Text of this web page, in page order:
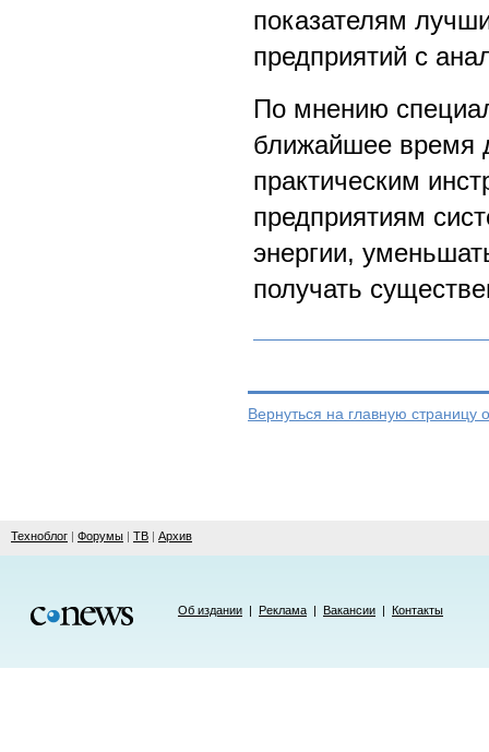
показателям
предприятий с
По мнению
ближайшее время
практическим
предприятиям
энергии,
получать
Вернуться на главную страницу
Техноблог | Форумы | ТВ | Архив
Об издании | Реклама | Вакансии | Контакты